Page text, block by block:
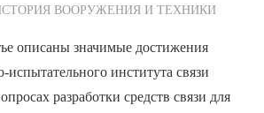
по Редакции
ВООРУЖЕНИЯ И ТЕХНИКИ
описаны значимые достижения
испытательного института связи
разработки средств связи для